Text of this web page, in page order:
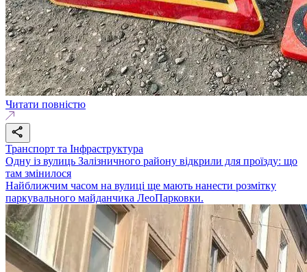
Читати повністю
Транспорт та Інфраструктура
Одну із вулиць Залізничного району відкрили для проїзду: що
там змінилося
Найближчим часом на вулиці ще мають нанести розмітку
паркувального майданчика ЛеоПарковки.